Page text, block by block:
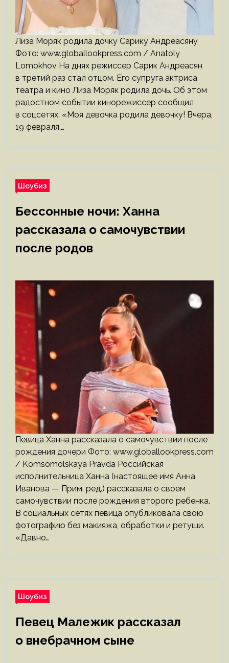
Лиза Моряк родила дочку Сарику Андреасяну
Фото: www.globallookpress.com / Anatoly
Lomokhov На днях режиссер Сарик Андреасян
в третий раз стал отцом. Его супруга актриса
театра и кино Лиза Моряк родила дочь. Об этом
радостном событии кинорежиссер сообщил
в соцсетях. «Моя девочка родила девочку! Вчера,
19 февраля,…
Шоубиз
Бессонные ночи: Ханна
рассказала о самочувствии
после родов
Певица Ханна рассказала о самочувствии после
рождения дочери Фото: www.globallookpress.com
/ Komsomolskaya Pravda Российская
исполнительница Ханна (настоящее имя Анна
Иванова — Прим. ред.) рассказала о своем
самочувствии после рождения второго ребенка.
В социальных сетях певица опубликовала свою
фотографию без макияжа, обработки и ретуши.
«Давно…
Шоубиз
Певец Малежик рассказал
о внебрачном сыне